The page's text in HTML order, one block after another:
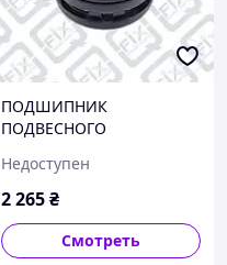
ПОДШИПНИК
ПОДВЕСНОГО
0300
Недоступен
2 265₴
Смотреть